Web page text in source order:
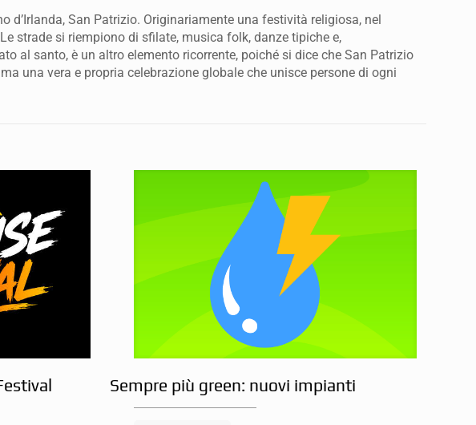
d’Irlanda, San Patrizio. Originariamente una festività religiosa, nel
strade si riempiono di sfilate, musica folk, danze tipiche e,
al santo, è un altro elemento ricorrente, poiché si dice che San Patrizio
una vera e propria celebrazione globale che unisce persone di ogni
Sempre più green: nuovi impianti